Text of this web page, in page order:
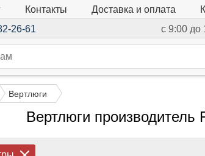
Контакты Доставка и оплата
26-61
с 9:00 до
Вертлюги
Вертлюги производитель